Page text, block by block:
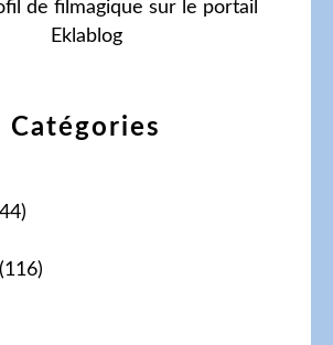
Catégories
(116)
de filmagique sur le portail
Eklablog